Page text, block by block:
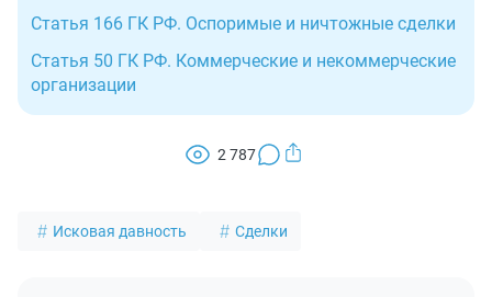
Статья 166 ГК РФ. Оспоримые и ничтожные сделки
Статья 50 ГК РФ. Коммерческие и некоммерческие
организации
2 787
Исковая давность Сделки